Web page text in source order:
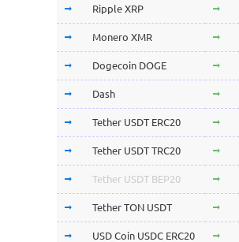
Ripple XRP
Monero XMR
Dogecoin DOGE
Dash
Tether USDT ERC20
Tether USDT TRC20
Tether USDT BEP20
Tether TON USDT
USD Coin USDC ERC20